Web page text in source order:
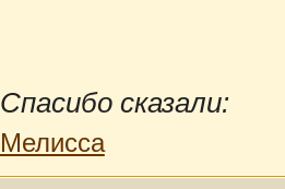
Спасибо сказали:
Мелисса